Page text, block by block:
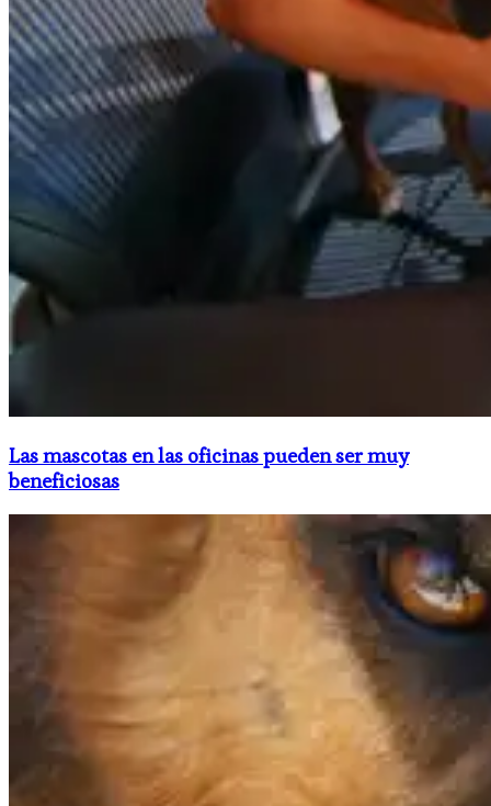
Las mascotas en las oficinas pueden ser muy
beneficiosas